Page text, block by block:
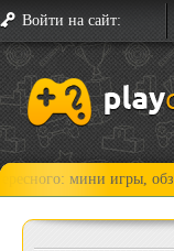
Войти на сайт:
мини игры, обзоры,